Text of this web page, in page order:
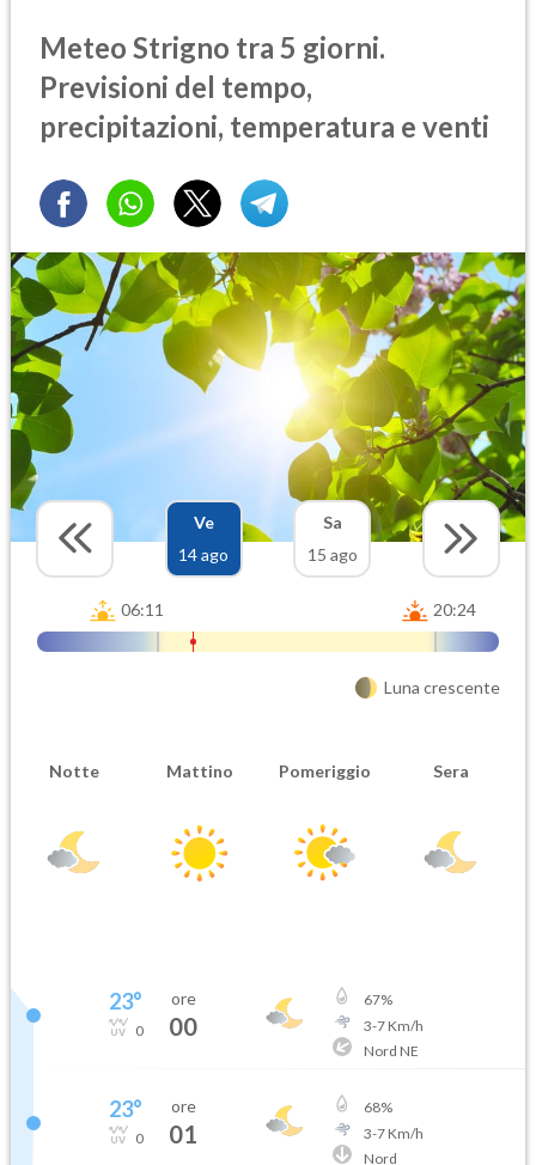
Meteo Strigno tra 5 giorni.
Previsioni del tempo,
precipitazioni, temperatura e venti
Ve
14 ago
Sa
15 ago
06:11 20:24
Luna crescente
Notte Mattino Pomeriggio Sera
23°
0
ore
00
67%
3-7Km/h
Nord NE
23°
0
ore
01
68%
3-7Km/h
Nord